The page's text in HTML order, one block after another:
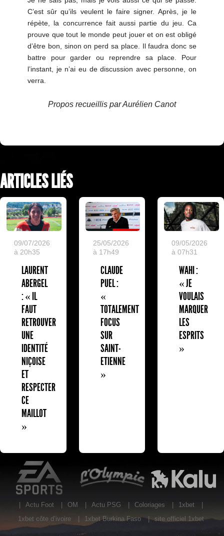
C’est sûr qu’ils veulent le faire signer. Après, je le
répète, la concurrence fait aussi partie du jeu. Ca
prouve que tout le monde peut jouer et on est obligé
d’être bon, sinon on perd sa place. Il faudra donc se
battre pour garder ou reprendre sa place. Pour
l’instant, je n’ai eu de discussion avec personne, on
verra.
Propos recueillis par Aurélien Canot
ARTICLES LIÉS
09/07/2026
à 20h35
LAURENT
ABERGEL
: « IL
FAUT
RETROUVER
UNE
IDENTITÉ
NIÇOISE
ET
RESPECTER
CE
MAILLOT
»
25/05/2026
à 17h49
CLAUDE
PUEL :
«
TOTALEMENT
FOCUS
SUR
SAINT-
ETIENNE
»
09/05/2026
à 07h31
WAHI :
« JE
VOULAIS
MARQUER
LES
ESPRITS
»
EA Sports
Actu Foot OM Actu PSG Coloriages 1xbet
1xbet côte d’ivoire
1xbet Burkina Faso | site officiel 1xbet